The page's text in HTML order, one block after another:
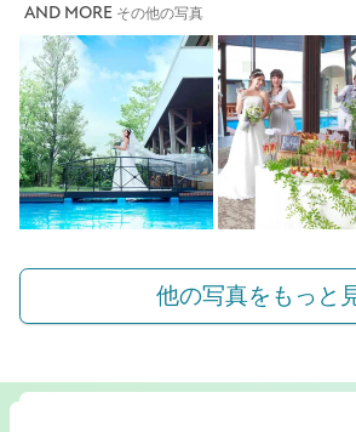
AND MORE その他の写真
他の写真をもっと